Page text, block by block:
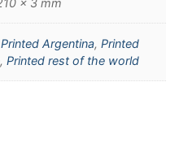
× 3 mm
Printed Argentina,Printed
,Printed rest of the world